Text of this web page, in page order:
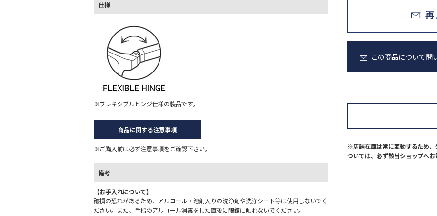
仕様
※フレキシブルヒンジ仕様の製品です。
商品に関する注意事項
※ご購入前は必ず注意事項をご確認下さい。
備考
【お手入れについて】
破損の恐れがあるため、アルコール・溶剤入りの洗浄剤や洗浄シート等は使用しないでく
ださい。また、手指のアルコール消毒をした直後に眼鏡に触れないでください。
この商品について問
※店舗在庫は常に変動するため、
ついては、必ず該当ショップへ